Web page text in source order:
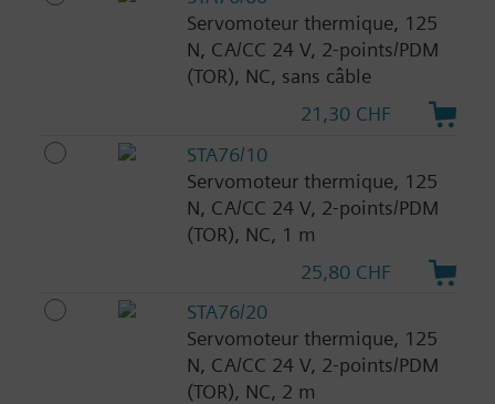
Servomoteur thermique, 125
N, CA/CC 24 V, 2-points/PDM
(TOR), NC, sans câble
21,30 CHF
STA76/10
Servomoteur thermique, 125
N, CA/CC 24 V, 2-points/PDM
(TOR), NC, 1 m
25,80 CHF
STA76/20
Servomoteur thermique, 125
N, CA/CC 24 V, 2-points/PDM
(TOR), NC, 2 m